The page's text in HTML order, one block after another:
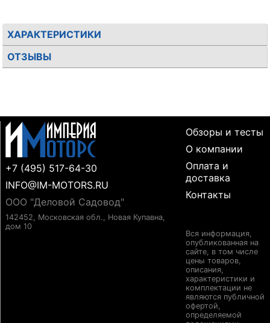
ХАРАКТЕРИСТИКИ
ОТЗЫВЫ
+7 (495) 517-64-30
INFO@IM-MOTORS.RU
ООО "Деловой Садовод"
142452, Московская обл., Новая Купавна,
дом 10
Обзоры и тесты
О компании
Оплата и
доставка
Контакты
Вся информация,
опубликованная на
сайте, в том числе
цены товаров,
описания,
характеристики и
комплектации не
являются публичной
офертой,
определяемой